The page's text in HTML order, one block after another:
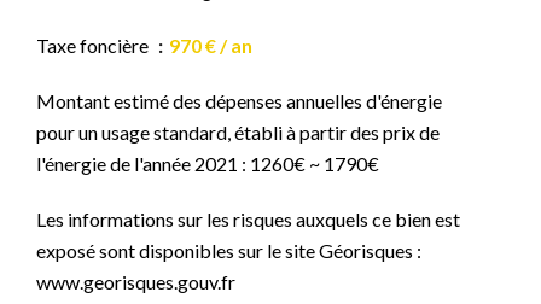
Taxe foncière 970 € / an
Montant estimé des dépenses annuelles d'énergie
pour un usage standard, établi à partir des prix de
l'énergie de l'année 2021 : 1260€ ~ 1790€
Les informations sur les risques auxquels ce bien est
exposé sont disponibles sur le site Géorisques :
www.georisques.gouv.fr